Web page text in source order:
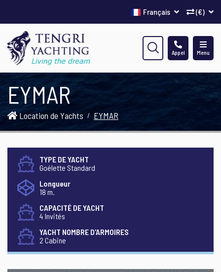
(€)
Français
Menu
Appel
EYMAR
Location de Yachts EYMAR
TYPE DE YACHT
Goélette Standard
Longueur
18 m.
CAPACITÉ DE YACHT
4 Invités
YACHT NOMBRE D'ARMOIRES
2 Cabine